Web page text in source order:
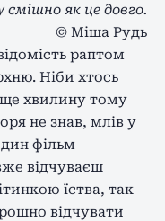
смішно як це довго.
© Міша Рудь
раптом
Ніби хтось
ще хвилину тому
не знав, млів у
фільм
відчуваєш
їства, так
відчувати